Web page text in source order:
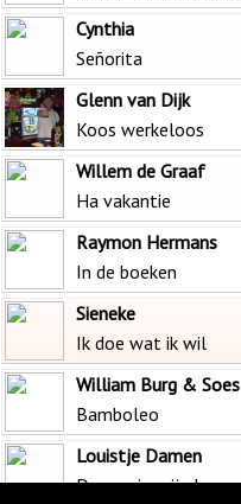
Cynthia
Señorita
Glenn van Dijk
Koos werkeloos
Willem de Graaf
Ha vakantie
Raymon Hermans
In de boeken
Sieneke
Ik doe wat ik wil
William Burg & Soes
Bamboleo
Louistje Damen
De zon in mijn leven